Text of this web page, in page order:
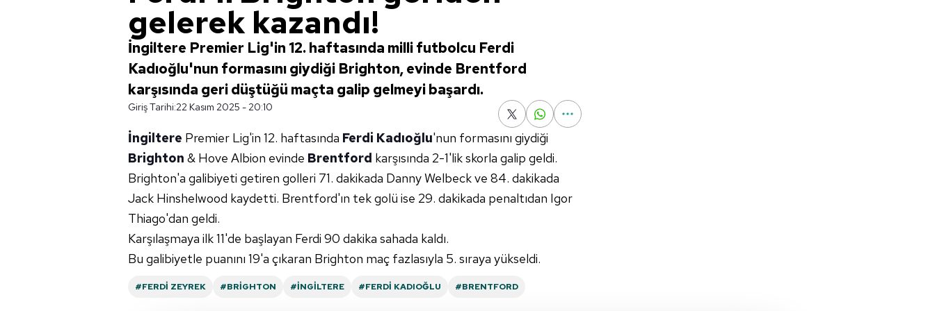
gelerek kazandı!
İngiltere Premier Lig'in 12. haftasında milli futbolcu Ferdi
Kadıoğlu'nun formasını giydiği Brighton, evinde Brentford
karşısında geri düştüğü maçta galip gelmeyi başardı.
Giriş Tarihi:22 Kasım 2025 - 20:10
İngiltere Premier Lig'in 12. haftasında Ferdi Kadıoğlu'nun formasını giydiği
Brighton & Hove Albion evinde Brentford karşısında 2-1'lik skorla galip geldi.
Brighton'a galibiyeti getiren golleri 71. dakikada Danny Welbeck ve 84. dakikada
Jack Hinshelwood kaydetti. Brentford'ın tek golü ise 29. dakikada penaltıdan Igor
Thiago'dan geldi.
Karşılaşmaya ilk 11'de başlayan Ferdi 90 dakika sahada kaldı.
Bu galibiyetle puanını 19'a çıkaran Brighton maç fazlasıyla 5. sıraya yükseldi.
#FERDI ZEYREK #BRIGHTON #İNGILTERE #FERDI KADIOĞLU #BRENTFORD